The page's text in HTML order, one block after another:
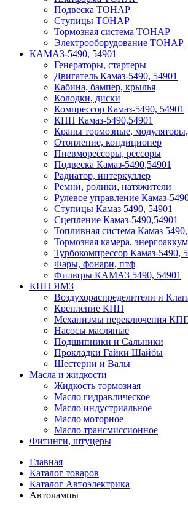
Подвеска ТОНАР
Ступицы ТОНАР
Тормозная система ТОНАР
Электрооборудование ТОНАР
КАМАЗ-5490, 54901
Генераторы, стартеры
Двигатель Камаз-5490, 54901
Кабина, бампер, крылья
Колодки, диски
Компрессор Камаз-5490, 54901
КПП Камаз-5490,54901
Краны тормозные,
Отопление, кондиционер
Пневморессоры, рессоры
Подвеска Камаз-5490,54901
Радиатор, интеркуллер
Ремни, ролики, натяжители
Рулевое управление Камаз-
Ступицы Камаз 5490, 54901
Сцепление Камаз-5490,54901
Топливная система Камаз 5490,
Тормозная камера,
Турбокомпрессор Камаз-5490,
Фары, фонари, птф
Фильтры КАМАЗ 5490, 54901
КПП ЯМЗ
Воздухораспределители и
Крепление КПП
Механизмы переключения
Насосы масляные
Подшипники и Сальники
Прокладки Гайки Шайбы
Шестерни и Валы
Масла и жидкости
Жидкость тормозная
Масло гидравлическое
Масло индустриальное
Масло моторное
Масло трансмиссионное
Фитинги, штуцеры
Главная
Каталог товаров
Каталог Автоэлектрика
Автолампы